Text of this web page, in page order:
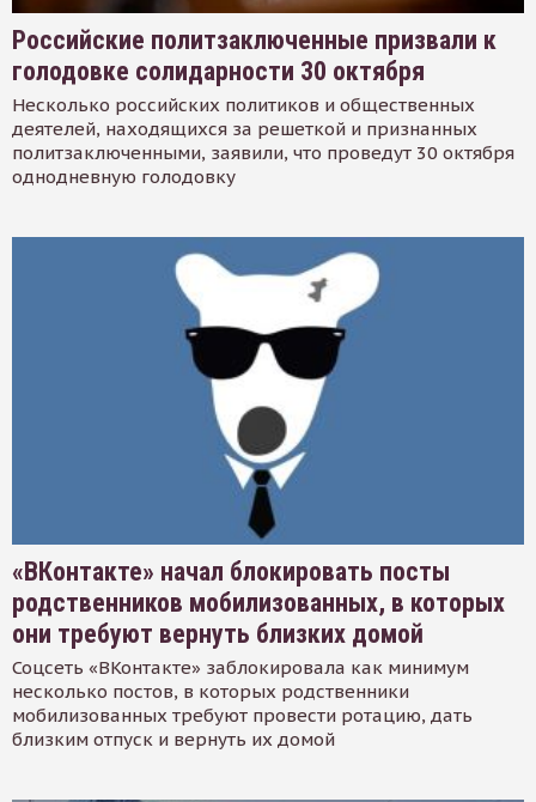
Российские политзаключенные призвали к
голодовке солидарности 30 октября
Несколько российских политиков и общественных
деятелей, находящихся за решеткой и признанных
политзаключенными, заявили, что проведут 30 октября
однодневную голодовку
«ВКонтакте» начал блокировать посты
родственников мобилизованных, в которых
они требуют вернуть близких домой
Соцсеть «ВКонтакте» заблокировала как минимум
несколько постов, в которых родственники
мобилизованных требуют провести ротацию, дать
близким отпуск и вернуть их домой